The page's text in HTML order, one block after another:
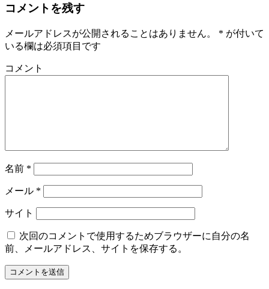
コメントを残す
メールアドレスが公開されることはありません。 * が付いて
いる欄は必須項目です
コメント
名前 *
メール *
サイト
次回のコメントで使用するためブラウザーに自分の名
前、メールアドレス、サイトを保存する。